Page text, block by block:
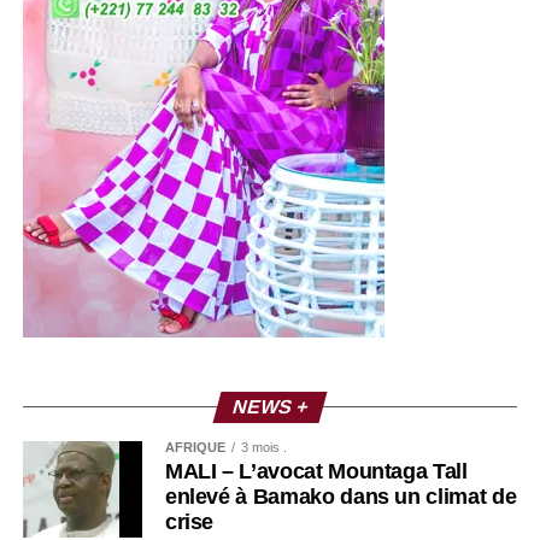
NEWS +
AFRIQUE 3 mois .
MALI – L’avocat Mountaga Tall
enlevé à Bamako dans un climat de
crise